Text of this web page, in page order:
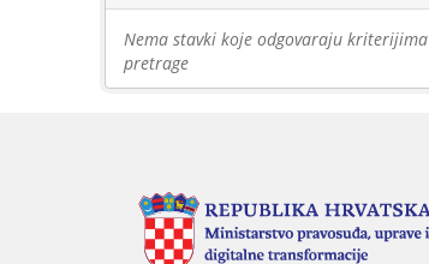
Nema stavki koje odgovaraju kriterijima
pretrage